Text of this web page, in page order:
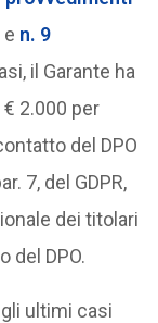
e n. 9
il Garante ha
2.000 per
del DPO
7, del GDPR,
dei titolari
del DPO.
ultimi casi